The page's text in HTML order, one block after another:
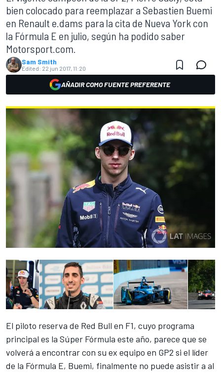
bien colocado para reemplazar a Sebastien Buemi
en Renault e.dams para la cita de Nueva York con
la Fórmula E en julio, según ha podido saber
Motorsport.com.
Sam Smith
Edited: 22 jun 2017, 11:20
AÑADIR COMO FUENTE PREFERENTE
El piloto reserva de Red Bull en F1, cuyo programa
principal es la Súper Fórmula este año, parece que se
volverá a encontrar con su ex equipo en GP2 si el líder
de la Fórmula E, Buemi, finalmente no puede asistir a al